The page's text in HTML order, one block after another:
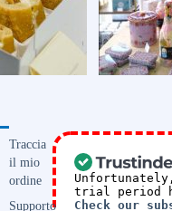
Traccia
il mio
ordine
Supporto
trial period
Check our